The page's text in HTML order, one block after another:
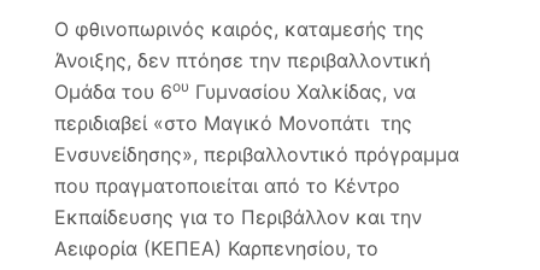
Ο φθινοπωρινός καιρός, καταμεσής της
Άνοιξης, δεν πτόησε την περιβαλλοντική
Ομάδα του 6ου Γυμνασίου Χαλκίδας, να
περιδιαβεί «στο Μαγικό Μονοπάτι της
Ενσυνείδησης», περιβαλλοντικό πρόγραμμα
που πραγματοποιείται από το Κέντρο
Εκπαίδευσης για το Περιβάλλον και την
Αειφορία (ΚΕΠΕΑ) Καρπενησίου, το